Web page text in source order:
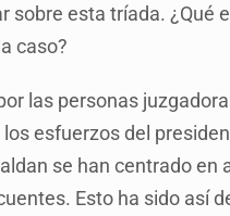
sobre esta tríada. ¿Qué
caso?
las personas
esfuerzos del
se han centrado en
Esto ha sido así